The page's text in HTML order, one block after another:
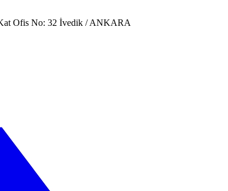
Ofis No: 32 İvedik / ANKARA